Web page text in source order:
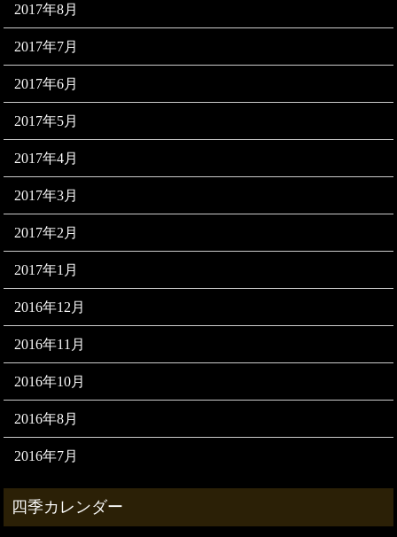
2017年8月
2017年7月
2017年6月
2017年5月
2017年4月
2017年3月
2017年2月
2017年1月
2016年12月
2016年11月
2016年10月
2016年8月
2016年7月